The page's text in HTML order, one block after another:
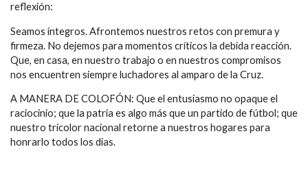
reflexión:
Seamos íntegros. Afrontemos nuestros retos con premura y
firmeza. No dejemos para momentos críticos la debida reacción.
Que, en casa, en nuestro trabajo o en nuestros compromisos
nos encuentren siempre luchadores al amparo de la Cruz.
A MANERA DE COLOFÓN: Que el entusiasmo no opaque el
raciocinio; que la patria es algo más que un partido de fútbol; que
nuestro tricolor nacional retorne a nuestros hogares para
honrarlo todos los días.